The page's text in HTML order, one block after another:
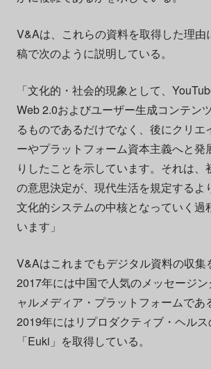
V&Aは、これらの資料を取得した理由
稿で次のように説明している。
「文化的・社会的現象として、
Web 2.0およびユーザー生成コンテン
るものであるだけでなく、後にクリエ
ーやプラットフォーム資本主義へと発
りしたことを示しています。それは、
の意思決定が、現代生活を規定するよ
文化的システムの中核となっていく過
います」
V&Aはこれまでもデジタル資料の収集
2017年には中国で人気のメッセージ
ャルメディア・プラットフォームであ
2019年にはリプロダクティブ・ヘルス
「Euki」を取得している。